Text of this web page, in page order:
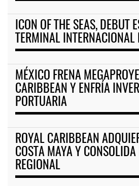
ICON OF THE SEAS, DEBUT
TERMINAL
MÉXICO FRENA
CARIBBEAN Y ENFRÍA
PORTUARIA
ROYAL CARIBBEAN
COSTA MAYA Y CONSOLIDA
REGIONAL